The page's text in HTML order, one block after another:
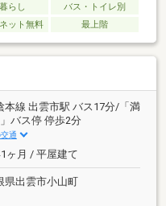
らし
バス・トイレ別
ット無料 最上階
本線 出雲市駅 バス17分/「満
バス停 停歩2分
通
ヶ月 / 平屋建て
県出雲市小山町